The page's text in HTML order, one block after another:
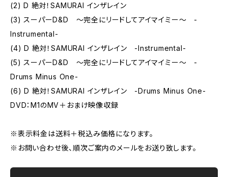
(2) D 絶対！SAMURAI インザレイン
(3) スーパーD&D ～完全にリードしてアイマイミー～ -
Instrumental-
(4) D 絶対！SAMURAI インザレイン -Instrumental-
(5) スーパーD&D ～完全にリードしてアイマイミー～ -
Drums Minus One-
(6) D 絶対！SAMURAI インザレイン -Drums Minus One-
DVD：M1のMV＋おまけ映像収録
※表示料金は送料＋税込み価格になります。
※お問い合わせ後、順次ご案内のメールをお送り致します。